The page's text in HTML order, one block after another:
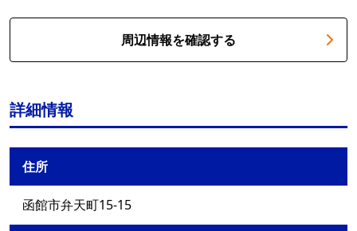
周辺情報を確認する
詳細情報
住所
函館市弁天町15-15